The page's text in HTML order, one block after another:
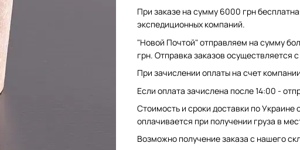
При заказе на сумму 6000 грн
экспедиционных компаний.
"Новой Почтой" отправляем на сумму
грн. Отправка заказов осуществляется
При зачислении оплаты на счет
Если оплата зачислена после 14:00 -
Стоимость и сроки доставки по
оплачивается при получении груза в
Возможно получение заказа с нашего